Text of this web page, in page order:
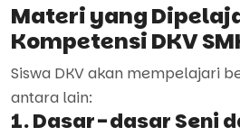
Materi yang
Kompetensi DKV
Siswa DKV akan mempelajari
antara lain:
1. Dasar-dasar Seni